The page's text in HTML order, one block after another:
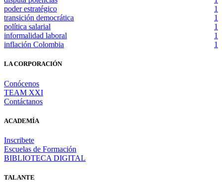
poder estratégico
1
transición democrática
1
política salarial
1
informalidad laboral
1
inflación Colombia
1
LA CORPORACIÓN
Conócenos
TEAM XXI
Contáctanos
ACADEMÍA
Inscribete
Escuelas de Formación
BIBLIOTECA DIGITAL
TALANTE